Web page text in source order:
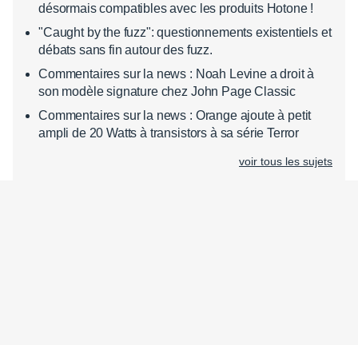
désormais compatibles avec les produits Hotone !
"Caught by the fuzz": questionnements existentiels et
débats sans fin autour des fuzz.
Commentaires sur la news : Noah Levine a droit à
son modèle signature chez John Page Classic
Commentaires sur la news : Orange ajoute à petit
ampli de 20 Watts à transistors à sa série Terror
voir tous les sujets